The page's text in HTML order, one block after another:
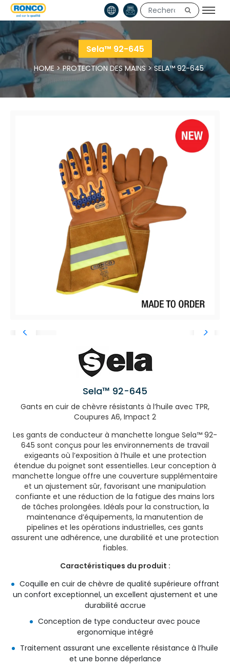
Sela™ 92-645
HOME>PROTECTION DES MAINS>SELA™ 92-645
Sela™ 92-645
Gants en cuir de chèvre résistants à l’huile avec TPR,
Coupures A6, Impact 2
Les gants de conducteur à manchette longue Sela™ 92-
645 sont conçus pour les environnements de travail
exigeants où l’exposition à l’huile et une protection
étendue du poignet sont essentielles. Leur conception à
manchette longue offre une couverture supplémentaire
et un ajustement sûr, favorisant une manipulation
confiante et une réduction de la fatigue des mains lors
de tâches prolongées. Idéals pour la construction, la
maintenance d’équipements, la manutention de
pipelines et les opérations industrielles, ces gants
assurent une adhérence, une durabilité et une protection
fiables.
Caractéristiques du produit :
Coquille en cuir de chèvre de qualité supérieure offrant
un confort exceptionnel, un excellent ajustement et une
durabilité accrue
Conception de type conducteur avec pouce
ergonomique intégré
Traitement assurant une excellente résistance à l’huile
et une bonne déperlance